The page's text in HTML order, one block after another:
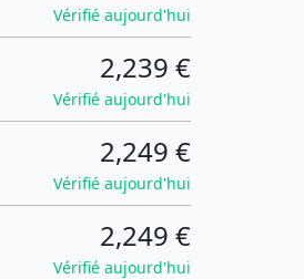
Vérifié aujourd'hui
2,239 €
Vérifié aujourd'hui
2,249 €
Vérifié aujourd'hui
2,249 €
Vérifié aujourd'hui